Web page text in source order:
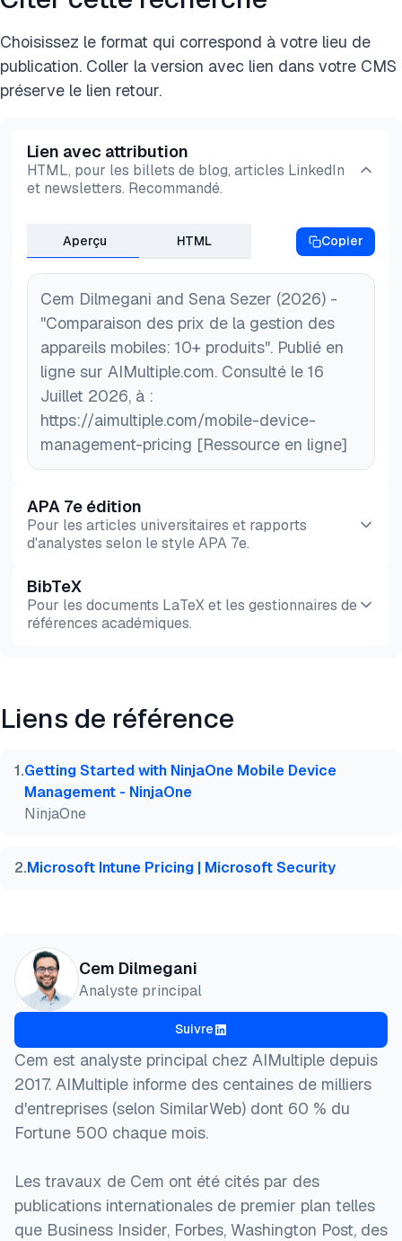
Choisissez le format qui correspond à votre lieu de
publication. Coller la version avec lien dans votre CMS
préserve le lien retour.
Lien avec attribution
HTML, pour les billets de blog, articles LinkedIn
et newsletters. Recommandé.
Aperçu HTML Copier
Cem Dilmegani and Sena Sezer (2026) -
"Comparaison des prix de la gestion des
appareils mobiles: 10+ produits". Publié en
ligne sur AIMultiple.com. Consulté le 16
Juillet 2026, à :
https://aimultiple.com/mobile-device-
management-pricing [Ressource en ligne]
APA 7e édition
Pour les articles universitaires et rapports
d'analystes selon le style APA 7e.
Aperçu HTML Copier
BibTeX
Pour les documents LaTeX et les gestionnaires de
références académiques.
@misc{dilmegani2026,
title  = {{Comparaison des prix de la gestion
  month  = jul,
howpublished    = {\url{https://aimultiple.com/
Liens de référence
1.Getting Started with NinjaOne Mobile Device
Management - NinjaOne
NinjaOne
2.Microsoft Intune Pricing | Microsoft Security
Cem Dilmegani
Analyste principal
Suivre
Cem est analyste principal chez AIMultiple depuis
2017. AIMultiple informe des centaines de milliers
d'entreprises (selon SimilarWeb) dont 60 % du
Fortune 500 chaque mois.
Les travaux de Cem ont été cités par des
publications internationales de premier plan telles
que Business Insider, Forbes, Washington Post, des